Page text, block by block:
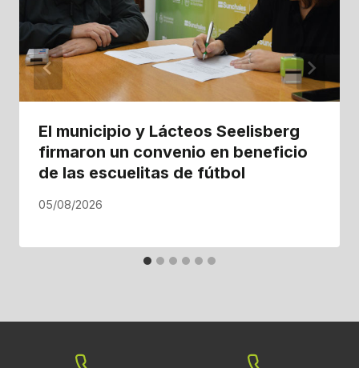
El municipio y Lácteos Seelisberg
firmaron un convenio en beneficio
de las escuelitas de fútbol
05/08/2026